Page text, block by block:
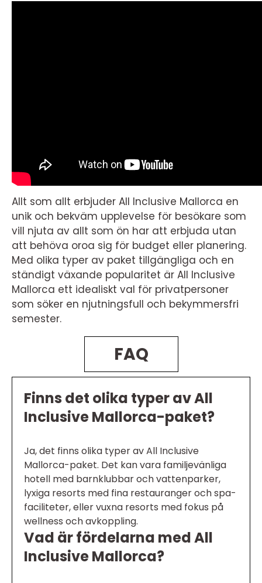
Allt som allt erbjuder All Inclusive Mallorca en
unik och bekväm upplevelse för besökare som
vill njuta av allt som ön har att erbjuda utan
att behöva oroa sig för budget eller planering.
Med olika typer av paket tillgängliga och en
ständigt växande popularitet är All Inclusive
Mallorca ett idealiskt val för privatpersoner
som söker en njutningsfull och bekymmersfri
semester.
FAQ
Finns det olika typer av All
Inclusive Mallorca-paket?
Ja, det finns olika typer av All Inclusive
Mallorca-paket. Det kan vara familjevänliga
hotell med barnklubbar och vattenparker,
lyxiga resorts med fina restauranger och spa-
faciliteter, eller vuxna resorts med fokus på
wellness och avkoppling.
Vad är fördelarna med All
Inclusive Mallorca?